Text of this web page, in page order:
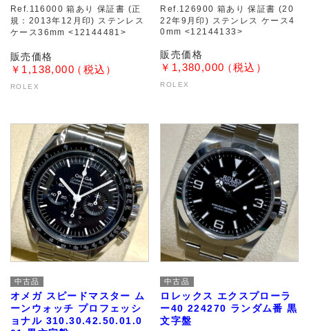
Ref.116000 箱あり 保証書 (正
規：2013年12月印) ステンレス
ケース36mm <12144481>
￥1,138,000
ROLEX
Ref.126900 箱あり 保証書 (20
22年9月印) ステンレス ケース4
0mm <12144133>
￥1,380,000
ROLEX
中古品
オメガ スピードマスター ム
ーンウォッチ プロフェッシ
ョナル 310.30.42.50.01.0
中古品
ロレックス エクスプローラ
ー40 224270 ランダム番 黒
文字盤